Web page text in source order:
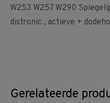
W253 W257 W290
distronic , actieve +
Gerelateerde